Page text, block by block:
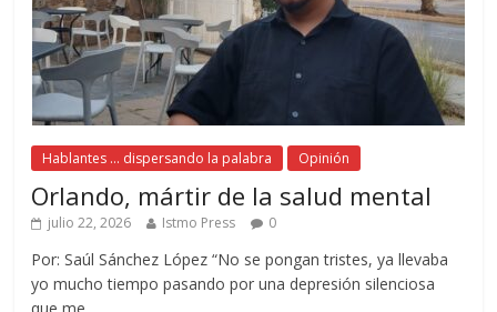
Hablantes ... dispersando la palabra Opinión
Orlando, mártir de la salud mental
julio 22, 2026 Istmo Press 0
Por: Saúl Sánchez López “No se pongan tristes, ya llevaba
yo mucho tiempo pasando por una depresión silenciosa
que me